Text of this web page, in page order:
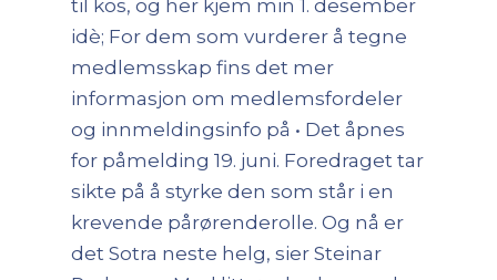
til kos, og her kjem min 1. desember
idè; For dem som vurderer å tegne
medlemsskap fins det mer
informasjon om medlemsfordeler
og innmeldingsinfo på • Det åpnes
for påmelding 19. juni. Foredraget tar
sikte på å styrke den som står i en
krevende pårørenderolle. Og nå er
det Sotra neste helg, sier Steinar